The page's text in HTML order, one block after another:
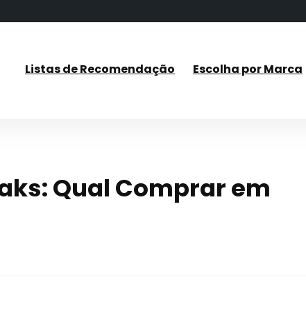
Listas de Recomendação Escolha por Marca
Qual Comprar em